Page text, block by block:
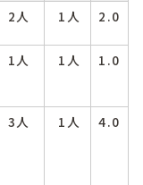
2人 1人 2.0
1人 1人 1.0
3人 1人 4.0